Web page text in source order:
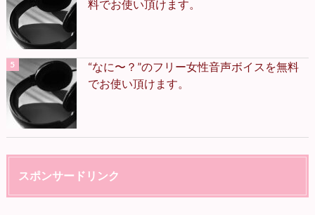
料でお使い頂けます。
“なに〜？”のフリー女性音声ボイスを無料
でお使い頂けます。
スポンサードリンク